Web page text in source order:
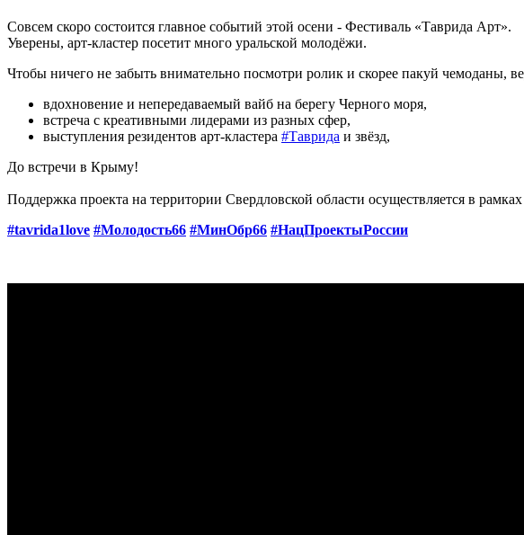
Совсем скоро состоится главное событий этой осени - Фестиваль «Таврида Арт».
Уверены, арт-кластер посетит много уральской молодёжи.
Чтобы ничего не забыть внимательно посмотри ролик и скорее пакуй чемоданы,
вдохновение и непередаваемый вайб на берегу Черного моря,
встреча с креативными лидерами из разных сфер,
выступления резидентов арт-кластера #Таврида и звёзд,
До встречи в Крыму!
Поддержка проекта на территории Свердловской области осуществляется в
#tavrida1love #Молодость66 #МинОбр66 #НацПроектыРоссии